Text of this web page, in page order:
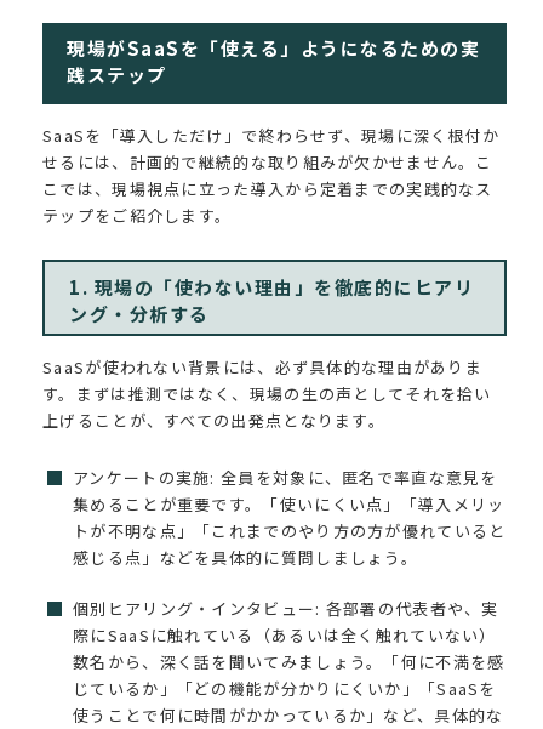
現場がSaaSを「使える」ようになるための実
践ステップ
SaaSを「導入しただけ」で終わらせず、現場に深く根付か
せるには、計画的で継続的な取り組みが欠かせません。こ
こでは、現場視点に立った導入から定着までの実践的なス
テップをご紹介します。
1. 現場の「使わない理由」を徹底的にヒアリ
ング・分析する
SaaSが使われない背景には、必ず具体的な理由がありま
す。まずは推測ではなく、現場の生の声としてそれを拾い
上げることが、すべての出発点となります。
アンケートの実施: 全員を対象に、匿名で率直な意見を
集めることが重要です。「使いにくい点」「導入メリッ
トが不明な点」「これまでのやり方の方が優れていると
感じる点」などを具体的に質問しましょう。
個別ヒアリング・インタビュー: 各部署の代表者や、実
際にSaaSに触れている（あるいは全く触れていない）
数名から、深く話を聞いてみましょう。「何に不満を感
じているか」「どの機能が分かりにくいか」「SaaSを
使うことで何に時間がかかっているか」など、具体的な